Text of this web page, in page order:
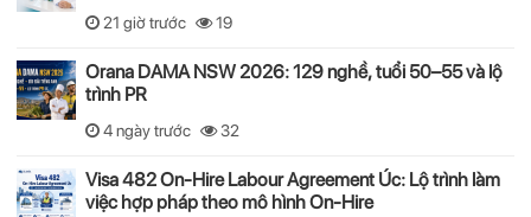
21 giờ trước 19
Orana DAMA NSW 2026: 129 nghề, tuổi 50–55 và lộ
trình PR
4 ngày trước 32
Visa 482 On-Hire Labour Agreement Úc: Lộ trình làm
việc hợp pháp theo mô hình On-Hire